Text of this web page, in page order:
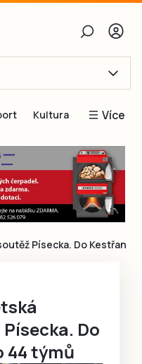
Obnovit heslo
se
Kultura Více
Blogy
Inspirace
Čtenáři píší
Speciální přílohy
Písecka. Do Kestřan
Do
44 týmů